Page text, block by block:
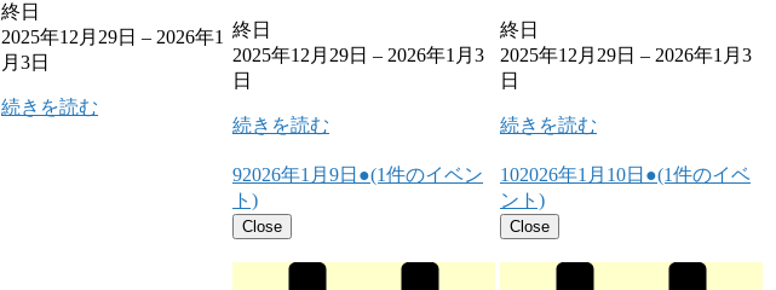
終日
2025年12月29日 – 2026年1
月3日
続きを読む
終日
2025年12月29日 – 2026年1月3
日
続きを読む
終日
2025年12月29日 – 2026年1月3
日
続きを読む
92026年1月9日 ●(1件のイベン
ト)
Close
102026年1月10日 ●(1件のイベ
ント)
Close